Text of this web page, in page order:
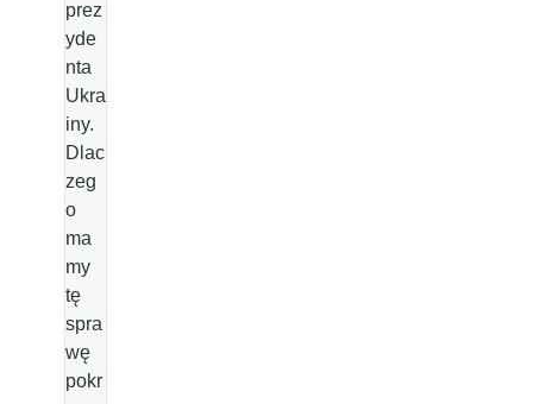
prez
yde
nta
Ukra
iny.
Dlac
zeg
o
ma
my
tę
spra
wę
pokr